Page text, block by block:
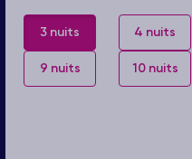
3 nuits 4 nuits
9 nuits 10 nuits